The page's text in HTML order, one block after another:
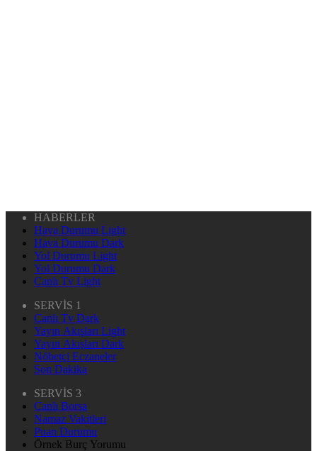
HABERLER
Hava Durumu Light
Hava Durumu Dark
Yol Durumu Light
Yol Durumu Dark
Canlı Tv Light
SERVİS 1
Canlı Tv Dark
Yayın Akışları Light
Yayın Akışları Dark
Nöbetçi Eczaneler
Son Dakika
SERVİS 3
Canlı Borsa
Namaz Vakitleri
Puan Durumu
Örnek Burç Yorumu